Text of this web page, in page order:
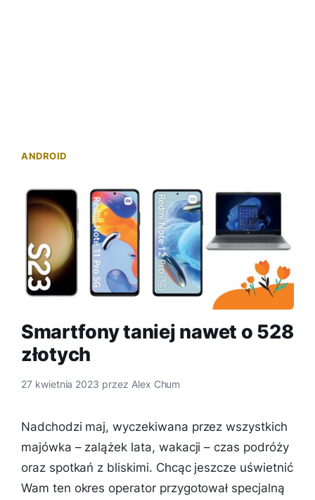
ANDROID
Smartfony taniej nawet o 528
złotych
27 kwietnia 2023 przez Alex Chum
Nadchodzi maj, wyczekiwana przez wszystkich
majówka – zalążek lata, wakacji – czas podróży
oraz spotkań z bliskimi. Chcąc jeszcze uświetnić
Wam ten okres operator przygotował specjalną